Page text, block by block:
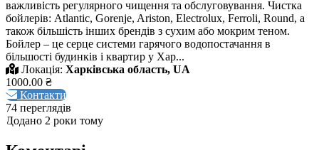
важливість регулярного чищення та обслуговування. Чистка
бойлерів: Atlantic, Gorenje, Ariston, Electrolux, Ferroli, Round, а
також більшість інших брендів з сухим або мокрим теном.
Бойлер – це серце системи гарячого водопостачання в
більшості будинків і квартир у Хар...
Локація: Харківська область, UA
1000.00 ₴
Контакти
74 переглядів
Додано 2 роки тому